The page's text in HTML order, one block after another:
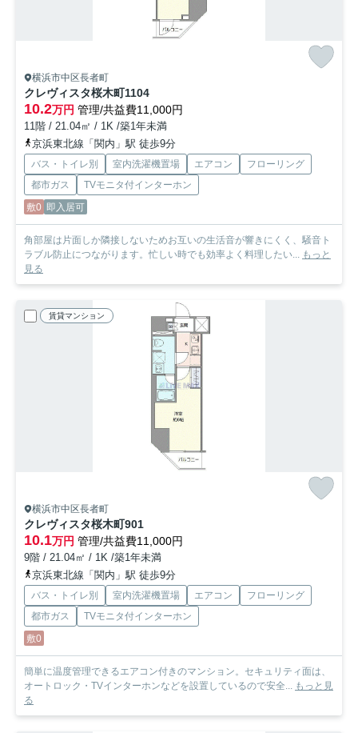
横浜市中区長者町
クレヴィスタ桜木町1104
10.2万円 管理/共益費11,000円
11階 / 21.04㎡ / 1K /築1年未満
京浜東北線「関内」駅 徒歩9分
バス・トイレ別 室内洗濯機置場 エアコン
フローリング
都市ガス
TVモニタ付インターホン
敷0 即入居可
角部屋は片面しか隣接しないためお互いの生活音が響きにくく、騒音ト
ラブル防止につながります。忙しい時でも効率よく料理したい... もっと
見る
賃貸マンション
横浜市中区長者町
クレヴィスタ桜木町901
10.1万円 管理/共益費11,000円
9階 / 21.04㎡ / 1K /築1年未満
京浜東北線「関内」駅 徒歩9分
バス・トイレ別 室内洗濯機置場 エアコン
フローリング
都市ガス
TVモニタ付インターホン
敷0
簡単に温度管理できるエアコン付きのマンション。セキュリティ面は、
オートロック・TVインターホンなどを設置しているので安全... もっと見
る